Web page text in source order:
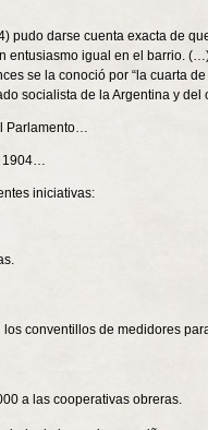
pudo darse cuenta exacta de
entusiasmo igual en el barrio.
se la conoció por “la cuarta de
socialista de la Argentina y del
Parlamento…
1904…
iniciativas:
conventillos de medidores
a las cooperativas obreras.